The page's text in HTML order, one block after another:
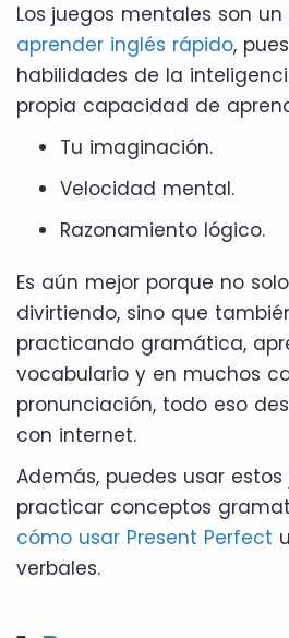
Los juegos mentales son un
aprender inglés rápido,
habilidades de la
propia capacidad de
Tu imaginación.
Velocidad mental.
Razonamiento lógico.
Es aún mejor porque no
divirtiendo, sino que
practicando gramática,
vocabulario y en muchos
pronunciación, todo eso
con internet.
Además, puedes usar
practicar conceptos
cómo usar Present Perfect
verbales.